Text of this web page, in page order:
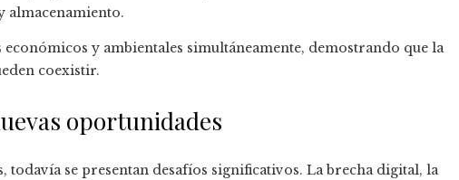
almacenamiento.
y ambientales simultáneamente, demostrando que la
coexistir.
oportunidades
todavía se presentan desafíos significativos. La brecha digital, la